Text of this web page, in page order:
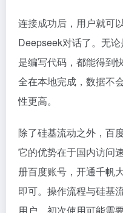
连接成功后，用户就可
Deepseek对话了。无
是编写代码，都能得到
全在本地完成，数据不
性更高。
除了硅基流动之外，百
它的优势在于国内访问
册百度账号，开通千帆
即可。操作流程与硅基